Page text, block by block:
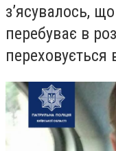
з’ясувалось,
перебуває в
переховується